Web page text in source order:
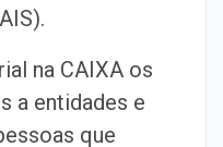
na CAIXA os
a entidades e
que